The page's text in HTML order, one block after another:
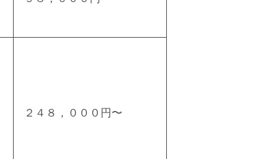
２４８，０００円〜